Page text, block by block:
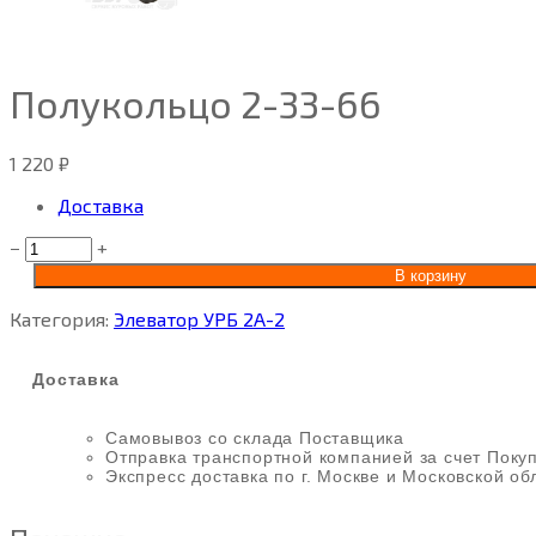
Полукольцо 2-33-66
1 220 ₽
Доставка
−
+
В корзину
Категория: Элеватор УРБ 2А-2
Доставка
Самовывоз со склада Поставщика
Отправка транспортной компанией за счет
Экспресс доставка по г. Москве и Московской